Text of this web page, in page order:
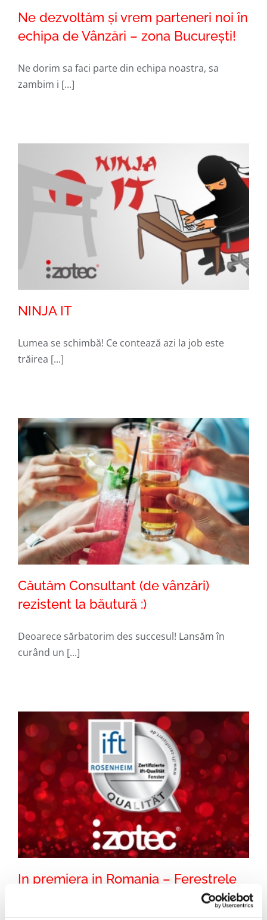
Ne dezvoltăm şi vrem parteneri noi în
Ne dezvoltăm şi vrem parteneri noi în
echipa de Vânzări – zona Bucureşti!
Ne dorim sa faci parte din echipa noastra, sa
zambim i [...]
NINJA IT
Lumea se schimbă! Ce contează azi la job este
trăirea [...]
Căutăm Consultant (de vânzări)
Căutăm Consultant (de vânzări)
rezistent la băutură :)
Deoarece sărbatorim des succesul! Lansăm în
curând un [...]
In premiera in Romania – Ferestrele
Izotec au obtinut standardul superior